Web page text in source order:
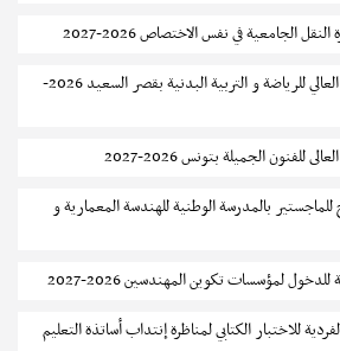
الجامعية في نفس الاختصاص 2026-2027
تسجيل طلبة المعهد العالي للرياضة و التربية البدنية بقصر السعيد 2026-
الجميلة بتونس 2026-2027
بالمدرسة الوطنية للهندسة المعمارية و
لمؤسسات تكوين المهندسين 2026-2027
للاختبار الكتابي لمناظرة إنتداب أساتذة التعليم